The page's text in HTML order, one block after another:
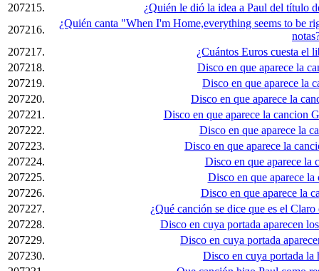
207215.
¿Quién le dió la idea a Paul del título
207216.
¿Quién canta "When I'm Home,everything seems to be
207217.
¿Cuántos Euros cuesta
207218.
Disco en que aparece la
207219.
Disco en que aparece la
207220.
Disco en que aparece la
207221.
Disco en que aparece la cancion
207222.
Disco en que aparece la
207223.
Disco en que aparece la
207224.
Disco en que aparece la
207225.
Disco en que aparece
207226.
Disco en que aparece la
207227.
¿Qué canción se dice que es el
207228.
Disco en cuya portada aparecen
207229.
Disco en cuya portada
207230.
Disco en cuya portada